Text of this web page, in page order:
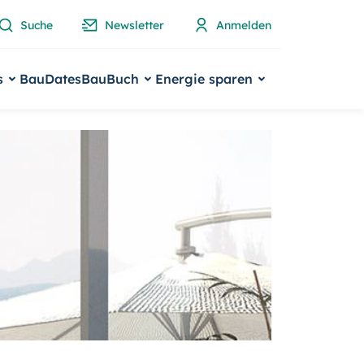
Suche Newsletter Anmelden
BauDatesBauBuch Energie sparen